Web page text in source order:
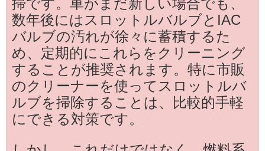
掃です。車がまだ新しい場合でも、
数年後にはスロットルバルブとIAC
バルブの汚れが徐々に蓄積するた
め、定期的にこれらをクリーニング
することが推奨されます。特に市販
のクリーナーを使ってスロットルバ
ルブを掃除することは、比較的手軽
にできる対策です。